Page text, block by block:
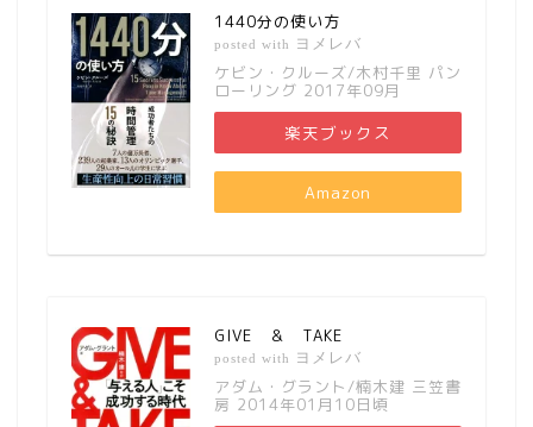
1440分の使い方
posted with ヨメレバ
ケビン・クルーズ/木村千里 パン
ローリング 2017年09月
楽天ブックス
Amazon
GIVE ＆ TAKE
posted with ヨメレバ
アダム・グラント/楠木建 三笠書
房 2014年01月10日頃